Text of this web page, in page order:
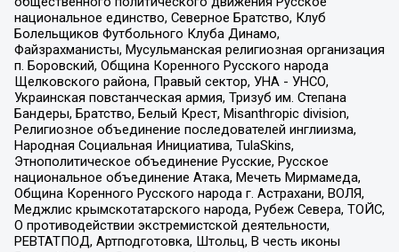
национальное единство, Северное Братство, Клуб
Болельщиков Футбольного Клуба Динамо,
Файзрахманисты, Мусульманская религиозная организация
п. Боровский, Община Коренного Русского народа
Щелковского района, Правый сектор, УНА - УНСО,
Украинская повстанческая армия, Тризуб им. Степана
Бандеры, Братство, Белый Крест, Misanthropic division,
Религиозное объединение последователей инглиизма,
Народная Социальная Инициатива, TulaSkins,
Этнополитическое объединение Русские, Русское
национальное объединение Атака, Мечеть Мирмамеда,
Община Коренного Русского народа г. Астрахани, ВОЛЯ,
Меджлис крымскотатарского народа, Рубеж Севера, ТОЙС,
О противодействии экстремистской деятельности,
РЕВТАТПОД, Артподготовка, Штольц, В честь иконы